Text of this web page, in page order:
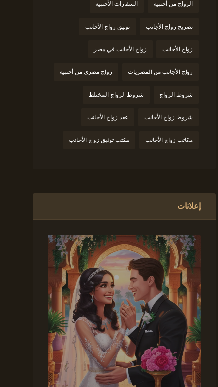
الزواج من أجنبية السفارات الأجنبية
تصريح زواج الأجانب توثيق زواج الأجانب
زواج الأجانب زواج الأجانب في مصر
زواج الأجانب من المصريات زواج مصري من أجنبية
شروط الزواج شروط الزواج المختلط
شروط زواج الأجانب عقد زواج الأجانب
مكاتب زواج الأجانب مكتب توثيق زواج الأجانب
إعلانات